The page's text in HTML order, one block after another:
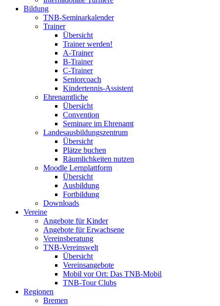
Bildung
TNB-Seminarkalender
Trainer
Übersicht
Trainer werden!
A-Trainer
B-Trainer
C-Trainer
Seniorcoach
Kindertennis-Assistent
Ehrenamtliche
Übersicht
Convention
Seminare im Ehrenamt
Landesausbildungszentrum
Übersicht
Plätze buchen
Räumlichkeiten nutzen
Moodle Lernplattform
Übersicht
Ausbildung
Fortbildung
Downloads
Vereine
Angebote für Kinder
Angebote für Erwachsene
Vereinsberatung
TNB-Vereinswelt
Übersicht
Vereinsangebote
Mobil vor Ort: Das TNB-Mobil
TNB-Tour Clubs
Regionen
Bremen